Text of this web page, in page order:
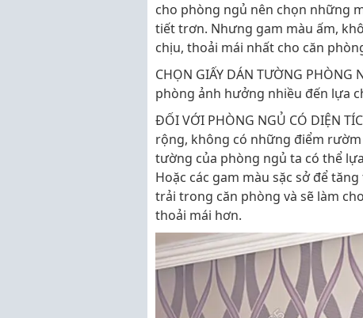
cho phòng ngủ nên chọn những
tiết trơn. Nhưng gam màu ấm,
chịu, thoải mái nhất cho căn
CHỌN GIẤY DÁN TƯỜNG
phòng ảnh hưởng nhiều đến lựa
ĐỐI VỚI PHÒNG NGỦ CÓ DIỆN
rộng, không có những điểm
tường của phòng ngủ ta có thể
Hoặc các gam màu sặc sở để
trải trong căn phòng và sẽ làm
thoải mái hơn.